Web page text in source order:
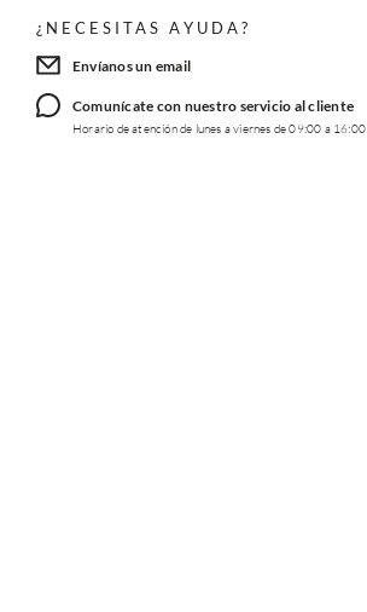
¿NECESITAS AYUDA?
Envíanos un email
Comunícate con nuestro servicio al cliente
Horario de atención de lunes a viernes de 09:00 a 16:00